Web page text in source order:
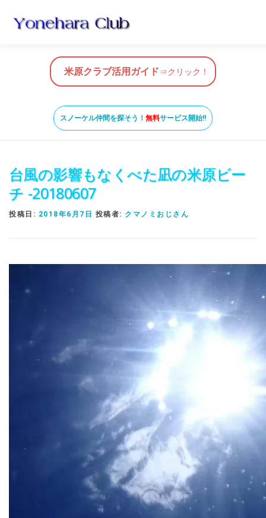
HOME 米原クラブ活用ガイド スノーケルガイド
米原ビーチの知っておきたいこと SNORKEL BUDDY
米原クラブ活用ガイド⇒クリック！
スノーケル仲間を探そう！ 無料サービス開始!!
台風の影響もなくべた凪の米原ビー
チ -20180607
投稿日: 2018年6月7日 投稿者: クマノミおじさん